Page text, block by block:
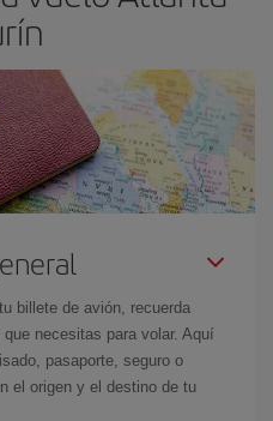
billete de avión, recuerda
necesitas para volar. Aquí
pasaporte, seguro o
el origen y el destino de tu